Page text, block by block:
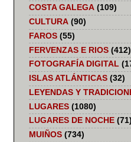
COSTA GALEGA (109)
CULTURA (90)
FAROS (55)
FERVENZAS E RIOS (412)
FOTOGRAFÍA DIGITAL
ISLAS ATLÁNTICAS (32)
LEYENDAS Y
LUGARES (1080)
LUGARES DE NOCHE (71)
MUIÑOS (734)